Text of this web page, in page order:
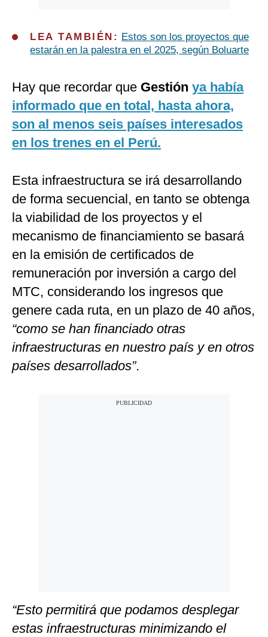
LEA TAMBIÉN:
Estos son los proyectos que
estarán en la palestra en el 2025, según Boluarte
Hay que recordar que Gestión ya había
informado que en total, hasta ahora,
son al menos seis países interesados
en los trenes en el Perú.
Esta infraestructura se irá desarrollando
de forma secuencial, en tanto se obtenga
la viabilidad de los proyectos y el
mecanismo de financiamiento se basará
en la emisión de certificados de
remuneración por inversión a cargo del
MTC, considerando los ingresos que
genere cada ruta, en un plazo de 40 años,
“como se han financiado otras
infraestructuras en nuestro país y en otros
países desarrollados”.
“Esto permitirá que podamos desplegar
estas infraestructuras minimizando el